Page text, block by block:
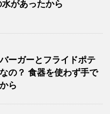
があったから
ーガーとフライドポテ
の？ 食器を使わず手で
ら